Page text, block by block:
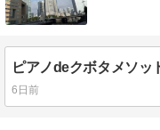
6日前